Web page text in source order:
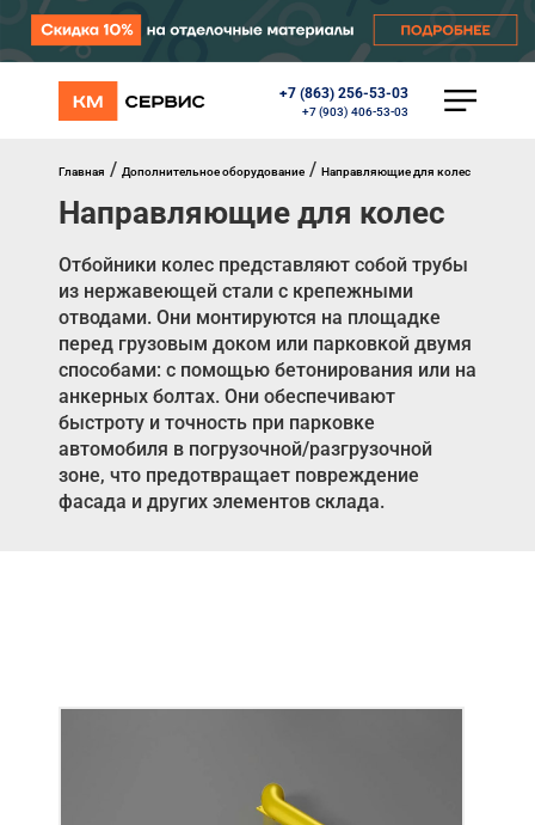
+7 (863) 256-53-03
+7 (903) 406-53-03
КАТАЛОГ
Автоматика
Перегрузочное оборудование
Шлагбаумы
Противопожарные ворота
Противопожарные шторы
Внешняя солнцезащита
Комплектующие
Маркизы
Окна, порталы, двери
МЕНЮ
Главная / Дополнительное оборудование / Направляющие для колес
Направляющие для колес
Отбойники колес представляют собой трубы
из нержавеющей стали с крепежными
отводами. Они монтируются на площадке
перед грузовым доком или парковкой двумя
способами: с помощью бетонирования или на
анкерных болтах. Они обеспечивают
быстроту и точность при парковке
автомобиля в погрузочной/разгрузочной
зоне, что предотвращает повреждение
фасада и других элементов склада.